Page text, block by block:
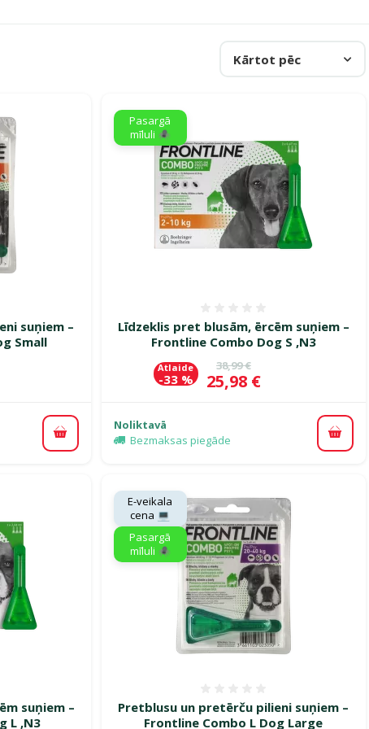
Kārtot pēc
suņiem –
Small
Pievienot grozam
Līdzeklis pret blusām, ērcēm suņiem –
Frontline Combo Dog S ,N3
Oriģinālā cena
38,99 €
Cena
25,98 €
Atlaide
-33 %
Pasargā
mīluli 🕷️
Noliktavā
Bezmaksas piegāde
suņiem –
L ,N3
Pretblusu un pretērču pilieni suņiem –
Frontline Combo L Dog Large
E-veikala
cena 💻
Pasargā
mīluli 🕷️